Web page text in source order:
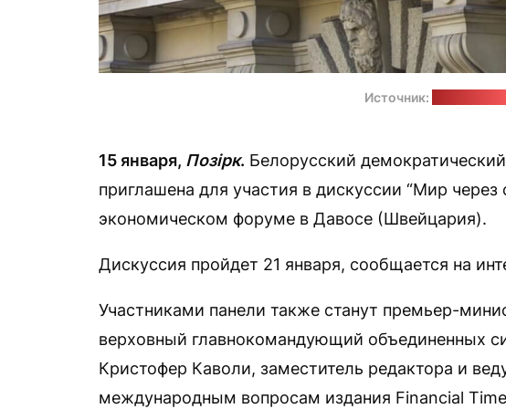
Источник:
15 января, Позірк. Белорусский
приглашена для участия в дискуссии “Мир
экономическом форуме в Давосе (Швейцария).
Дискуссия пройдет 21 января, сообщается на
Участниками панели также станут премьер-
верховный главнокомандующий объединенных
Кристофер Каволи, заместитель редактора и
международным вопросам издания Financial